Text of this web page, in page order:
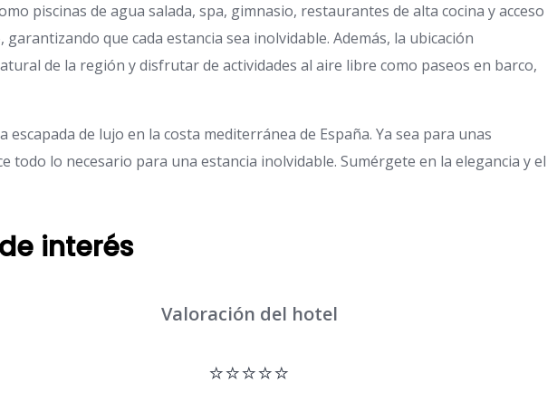
piscinas de agua salada, spa, gimnasio, restaurantes de alta cocina y acceso
que cada estancia sea inolvidable. Además, la ubicación
de la región y disfrutar de actividades al aire libre como paseos en barco,
de lujo en la costa mediterránea de España. Ya sea para unas
lo necesario para una estancia inolvidable. Sumérgete en la elegancia y el
interés
Valoración del hotel
⭐⭐⭐⭐⭐